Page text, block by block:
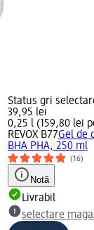
Status gri
39,95 lei
0,25 l (159,80 lei
REVOX B77Gel de
BHA PHA, 250 ml
(16)
Notă
Livrabil
selectare